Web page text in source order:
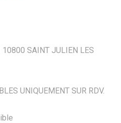
10800 SAINT JULIEN LES
UNIQUEMENT SUR RDV.